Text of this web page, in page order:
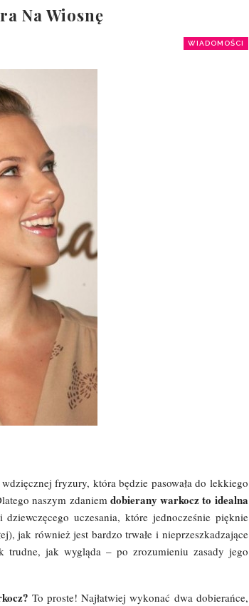
Na Wiosnę
WIADOMOŚCI
fryzury, która będzie pasowała do lekkiego
naszym zdaniem dobierany warkocz to idealna
uczesania, które jednocześnie pięknie
jak również jest bardzo trwałe i nieprzeszkadzające
trudne, jak wygląda – po zrozumieniu zasady jego
To proste! Najłatwiej wykonać dwa dobierańce,